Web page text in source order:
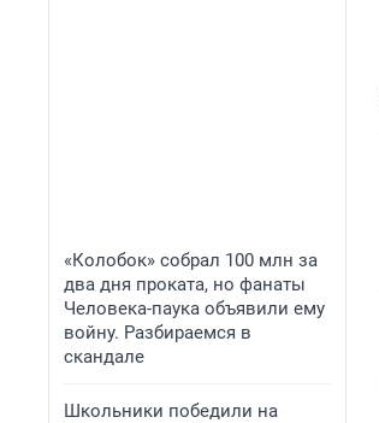
«Колобок» собрал 100 млн за
два дня проката, но фанаты
Человека-паука объявили ему
войну. Разбираемся в
скандале
Школьники победили на